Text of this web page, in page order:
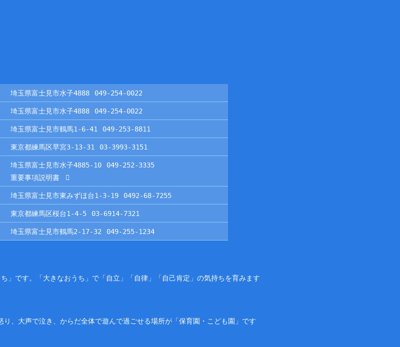
埼玉県富士見市水子4888 049-254-0022
埼玉県富士見市水子4888 049-254-0022
埼玉県富士見市鶴馬1-6-41 049-253-8811
東京都練馬区早宮3-13-31 03-3993-3151
埼玉県富士見市水子4885-10
049-252-3335
重要事項説明書
埼玉県富士見市東みずほ台1-3-19 0492-68-7255
東京都練馬区桜台1-4-5 03-6914-7321
埼玉県富士見市鶴馬2-17-32 049-255-1234
」です。「大きなおうち」で「自立」「自律」「自己肯定」の気持ちを育みます
、大声で泣き、からだ全体で遊んで過ごせる場所が「保育園・こども園」です